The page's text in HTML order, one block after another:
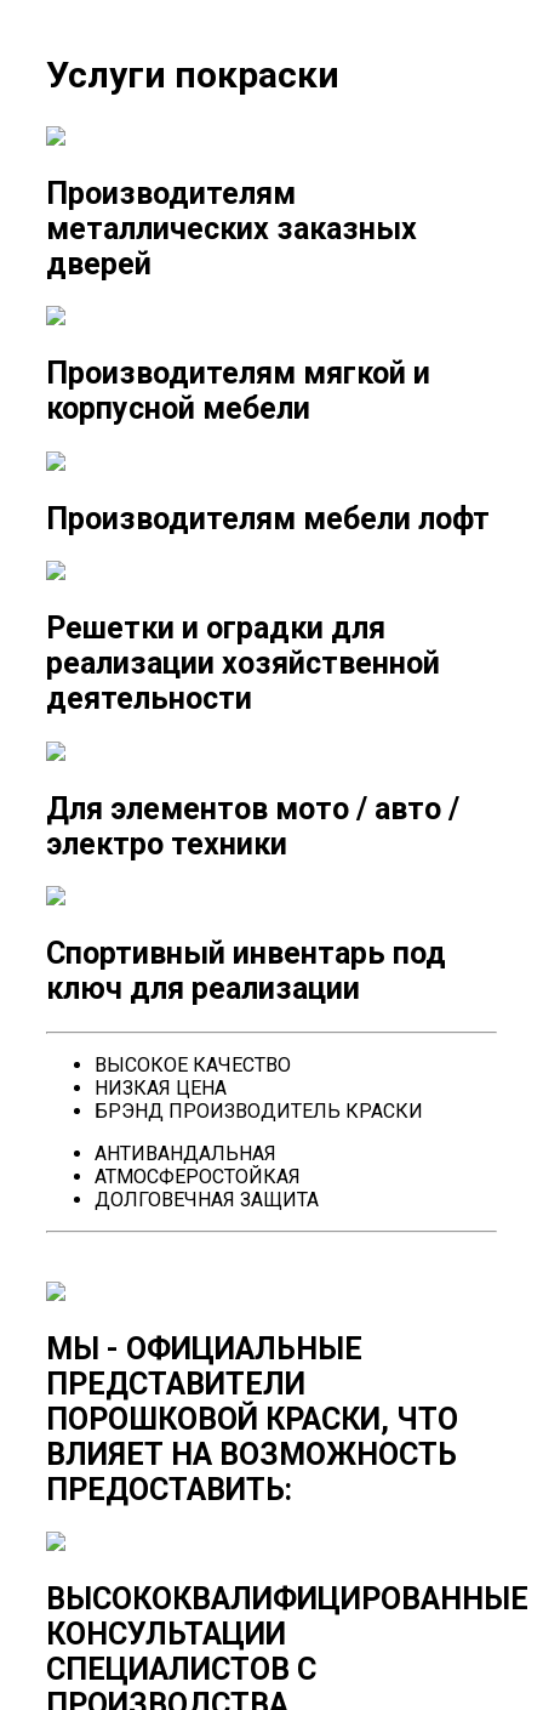
Услуги покраски
Производителям
металлических заказных
дверей
Производителям мягкой и
корпусной мебели
Производителям мебели лофт
Решетки и оградки для
реализации хозяйственной
деятельности
Для элементов мото / авто /
электро техники
Спортивный инвентарь под
ключ для реализации
ВЫСОКОЕ КАЧЕСТВО
НИЗКАЯ ЦЕНА
БРЭНД ПРОИЗВОДИТЕЛЬ КРАСКИ
АНТИВАНДАЛЬНАЯ
АТМОСФЕРОСТОЙКАЯ
ДОЛГОВЕЧНАЯ ЗАЩИТА
МЫ - ОФИЦИАЛЬНЫЕ
ПРЕДСТАВИТЕЛИ
ПОРОШКОВОЙ КРАСКИ, ЧТО
ВЛИЯЕТ НА ВОЗМОЖНОСТЬ
ПРЕДОСТАВИТЬ:
ВЫСОКОКВАЛИФИЦИРОВАННЫЕ
КОНСУЛЬТАЦИИ
СПЕЦИАЛИСТОВ С